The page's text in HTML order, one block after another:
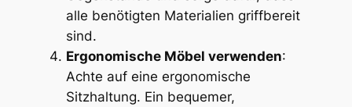
alle benötigten Materialien griffbereit
sind.
Ergonomische Möbel verwenden:
Achte auf eine ergonomische
Sitzhaltung. Ein bequemer,